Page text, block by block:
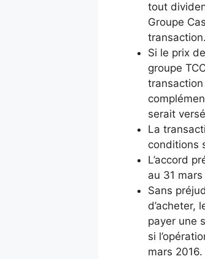
tout
Groupe
transaction.
Si le prix
groupe
serait
La
conditions
L’accord
au 31
Sans
d’acheter,
payer une
si
mars 2016.